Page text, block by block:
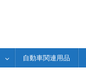
自動車関連用品